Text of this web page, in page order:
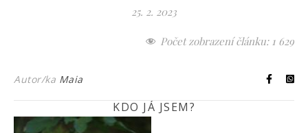
25. 2. 2023
Počet zobrazení článku: 1 629
Autor/ka Maia
KDO JÁ JSEM?